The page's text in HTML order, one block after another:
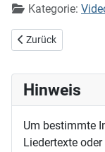
Kategorie:
Vorheriger Beitrag:
Zurück
Hinweis
Um bestimmte
Liedertexte